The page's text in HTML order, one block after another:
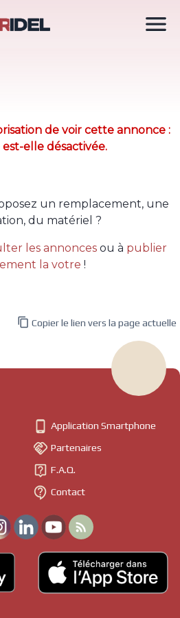
de voir cette annonce :
elle désactivée.
un remplacement, une
du matériel ?
les annoncesou à publier
la votre !

 Copier le lien vers la page actuelle
 Application Smartphone
 Partenaires
 F.A.Q.
 Contact
